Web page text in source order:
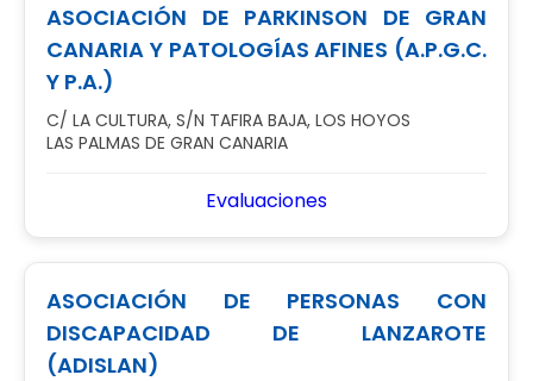
ASOCIACIÓN DE PARKINSON DE GRAN
CANARIA Y PATOLOGÍAS AFINES (A.P.G.C.
Y P.A.)
C/ LA CULTURA, S/N TAFIRA BAJA, LOS HOYOS
LAS PALMAS DE GRAN CANARIA
Evaluaciones
ASOCIACIÓN DE PERSONAS CON
DISCAPACIDAD DE LANZAROTE
(ADISLAN)